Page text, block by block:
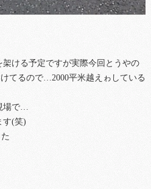
ける予定ですが実際今回とうやの
てるので…2000平米越えゎしている
場で…
す(笑)